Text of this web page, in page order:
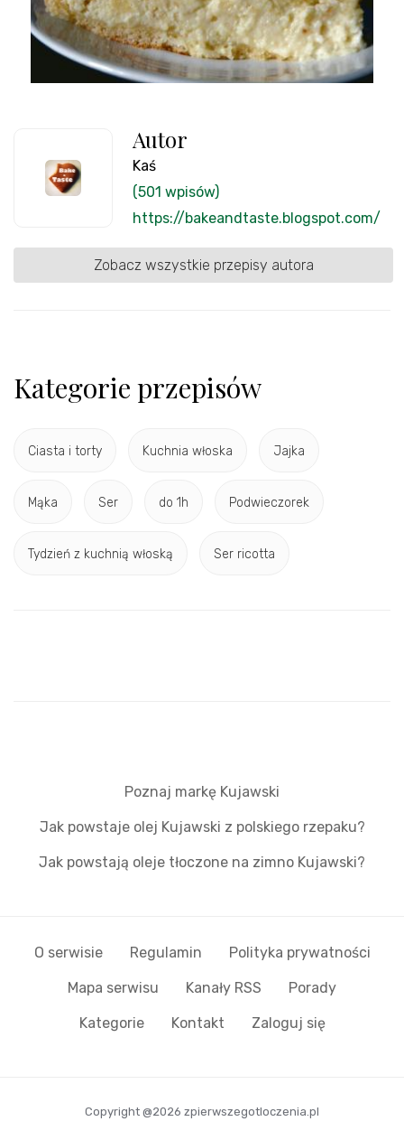
Autor
Kaś
(501 wpisów)
https://bakeandtaste.blogspot.com/
Zobacz wszystkie przepisy autora
Kategorie przepisów
Ciasta i torty Kuchnia włoska Jajka
Mąka Ser do 1h Podwieczorek
Tydzień z kuchnią włoską Ser ricotta
Poznaj markę Kujawski
Jak powstaje olej Kujawski z polskiego rzepaku?
Jak powstają oleje tłoczone na zimno Kujawski?
O serwisie Regulamin Polityka prywatności
Mapa serwisu Kanały RSS Porady
Kategorie Kontakt Zaloguj się
Copyright @2026 zpierwszegotloczenia.pl